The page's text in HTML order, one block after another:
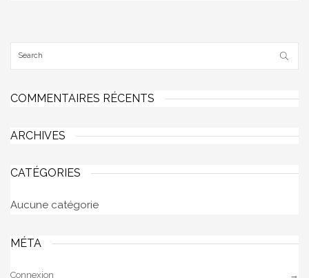
COMMENTAIRES RÉCENTS
ARCHIVES
CATÉGORIES
Aucune catégorie
MÉTA
Connexion